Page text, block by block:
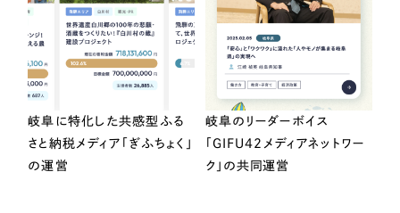
岐阜に特化した共感型ふる
さと納税メディア「ぎふちょく」
の運営
岐阜のリーダーボイス
「GIFU42メディアネットワー
ク」の共同運営